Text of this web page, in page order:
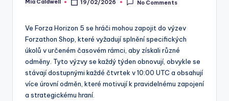
Posted
Mia Caldwell 19/02/2026 No Comments
Ve Forza Horizon 5 se hráči mohou zapojit do výzev
Forzathon Shop, které vyžadují splnění specifických
úkolů v určeném časovém rámci, aby získali různé
odměny. Tyto výzvy se každý týden obnovují, obvykle se
stávají dostupnými každé čtvrtek v 10:00 UTC a obsahují
více úrovní odměn, které motivují k pravidelnému zapojení
a strategickému hraní.